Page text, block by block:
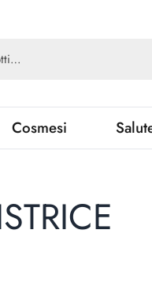
Cosmesi